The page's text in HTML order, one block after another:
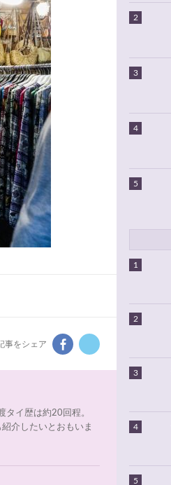
事をシェア
イ歴は約20回程。
介したいとおもいま
2
3
4
5
1
2
3
4
5